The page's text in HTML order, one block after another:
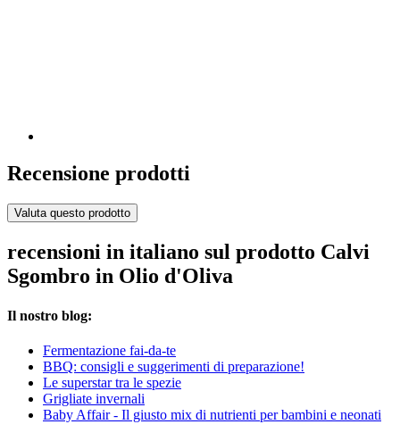
Recensione prodotti
Valuta questo prodotto
recensioni in italiano sul prodotto Calvi
Sgombro in Olio d'Oliva
Il nostro blog:
Fermentazione fai-da-te
BBQ: consigli e suggerimenti di preparazione!
Le superstar tra le spezie
Grigliate invernali
Baby Affair - Il giusto mix di nutrienti per bambini e neonati